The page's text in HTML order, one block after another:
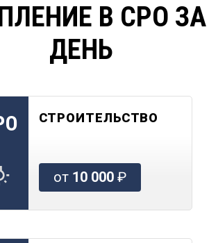
В СРО
ДЕНЬ
СТРОИТЕЛЬСТВО
от 10 000₽